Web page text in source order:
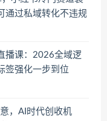
通过私域转化不违规
播课：2026全域逻
签强化一步到位
，AI时代创收机